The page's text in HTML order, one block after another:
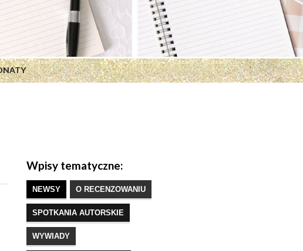
Wpisy tematyczne:
NEWSY O RECENZOWANIU
SPOTKANIA AUTORSKIE
WYWIADY